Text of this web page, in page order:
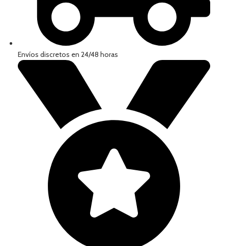
Envíos discretos en 24/48 horas